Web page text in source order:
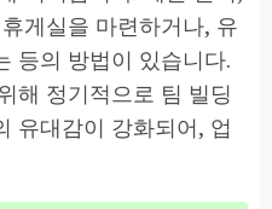
게실을 마련하거나, 유
등의 방법이 있습니다.
해 정기적으로 팀 빌딩
유대감이 강화되어, 업